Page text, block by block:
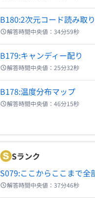
B180:2次元コード読み取
解答時間中央値： 34分59秒
B179:キャンディー配り
解答時間中央値： 25分32秒
B178:温度分布マップ
解答時間中央値： 46分15秒
Sランク
S079:ここからここまで全
解答時間中央値： 37分46秒